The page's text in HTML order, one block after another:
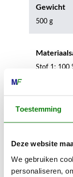
Toestemming
Deze website
We gebruiken
personaliseren,
Gewicht
500 g
Stof 1: 100
PBM-
1